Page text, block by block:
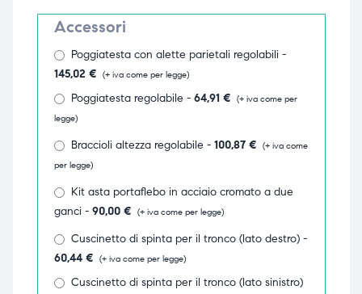
Accessori
Poggiatesta con alette parietali regolabili -
145,02 € (+ iva come per legge)
Poggiatesta regolabile - 64,91 € (+ iva come per
legge)
Braccioli altezza regolabile - 100,87 € (+ iva come
per legge)
Kit asta portaflebo in acciaio cromato a due
ganci - 90,00 € (+ iva come per legge)
Cuscinetto di spinta per il tronco (lato destro) -
60,44 € (+ iva come per legge)
Cuscinetto di spinta per il tronco (lato sinistro)